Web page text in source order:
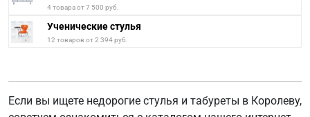
4 товара от 7 500 руб.
Ученические стулья
12 товаров от 2 394 руб.
Если вы ищете недорогие стулья и табуреты в Королеву,